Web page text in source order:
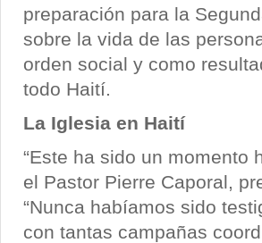
preparación para la
sobre la vida de las
orden social y como
todo Haití.
La Iglesia en Haití
“Este ha sido un momento
el Pastor Pierre Caporal,
“Nunca habíamos sido
con tantas campañas